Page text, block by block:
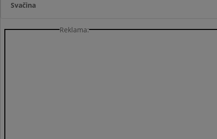
Svačina
Reklama: